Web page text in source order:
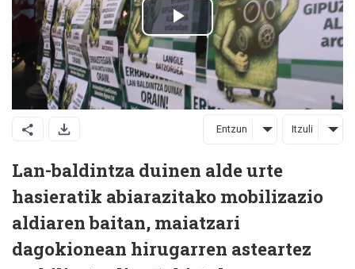
Entzun Itzuli
Lan-baldintza duinen alde urte
hasieratik abiarazitako mobilizazio
aldiaren baitan, maiatzari
dagokionean hirugarren asteartez